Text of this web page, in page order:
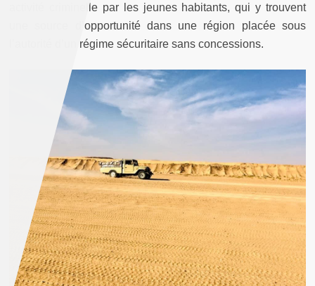
activité criminelle par les jeunes habitants, qui y trouvent
une source d’opportunité dans une région placée sous
l’autorité d’un régime sécuritaire sans concessions.